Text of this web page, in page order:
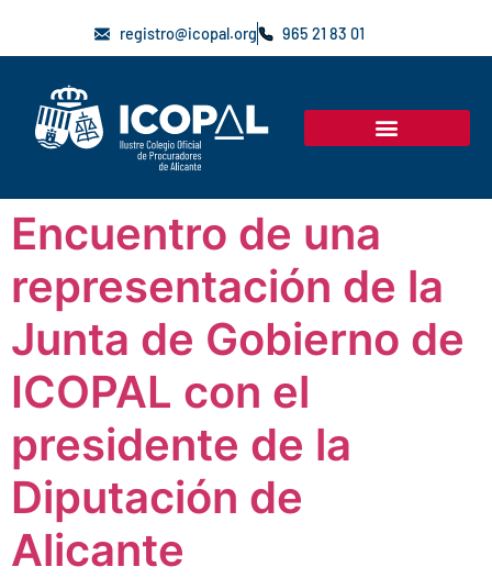
registro@icopal.org 965 21 83 01
Encuentro de una
representación de la
Junta de Gobierno de
ICOPAL con el
presidente de la
Diputación de
Alicante